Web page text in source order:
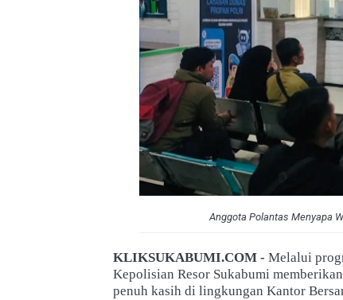
Anggota Polantas Menyapa
KLIKSUKABUMI.COM - Melalui
Kepolisian Resor Sukabumi
penuh kasih di lingkungan Kantor